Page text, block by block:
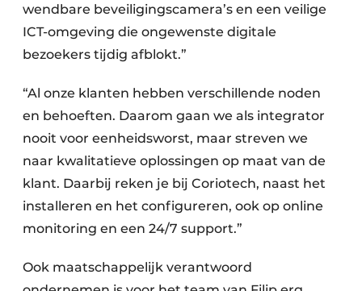
wendbare beveiligingscamera’s en een veilige
ICT-omgeving die ongewenste digitale
bezoekers tijdig afblokt.”
“Al onze klanten hebben verschillende noden
en behoeften. Daarom gaan we als integrator
nooit voor eenheidsworst, maar streven we
naar kwalitatieve oplossingen op maat van de
klant. Daarbij reken je bij Coriotech, naast het
installeren en het configureren, ook op online
monitoring en een 24/7 support.”
Ook maatschappelijk verantwoord